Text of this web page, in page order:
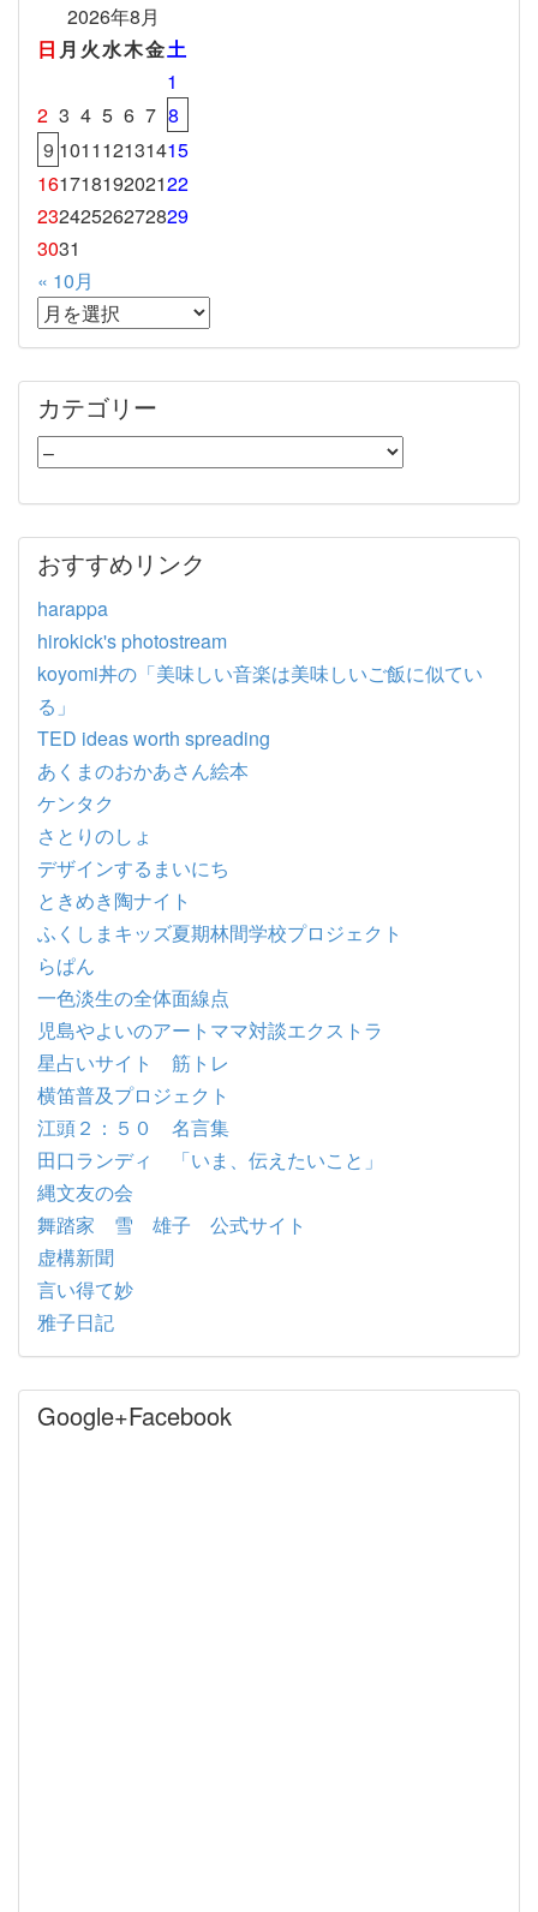
2026年8月
日 月 火水木金土
1
2 3 4 5 6 7 8
9 101112131415
16171819202122
23242526272829
3031
« 10月
カテゴリー
おすすめリンク
harappa
hirokick's photostream
koyomi丼の「美味しい音楽は美味しいご飯に似てい
る」
TED ideas worth spreading
あくまのおかあさん絵本
ケンタク
さとりのしょ
デザインするまいにち
ときめき陶ナイト
ふくしまキッズ夏期林間学校プロジェクト
らぱん
一色淡生の全体面線点
児島やよいのアートママ対談エクストラ
星占いサイト 筋トレ
横笛普及プロジェクト
江頭２：５０ 名言集
田口ランディ 「いま、伝えたいこと」
縄文友の会
舞踏家 雪 雄子 公式サイト
虚構新聞
言い得て妙
雅子日記
Google+Facebook